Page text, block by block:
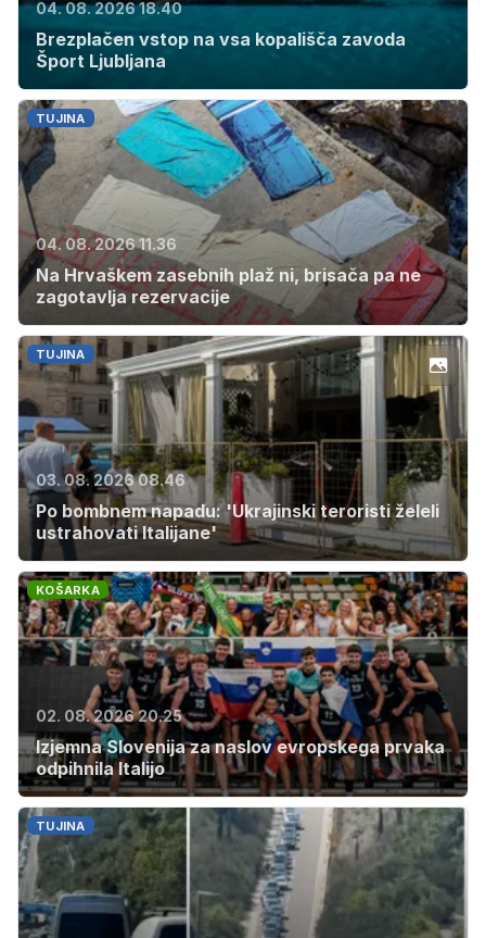
04. 08. 2026 18.40
Brezplačen vstop na vsa kopališča zavoda
Šport Ljubljana
TUJINA
04. 08. 2026 11.36
Na Hrvaškem zasebnih plaž ni, brisača pa ne
zagotavlja rezervacije
TUJINA
03. 08. 2026 08.46
Po bombnem napadu: 'Ukrajinski teroristi želeli
ustrahovati Italijane'
KOŠARKA
02. 08. 2026 20.25
Izjemna Slovenija za naslov evropskega prvaka
odpihnila Italijo
TUJINA